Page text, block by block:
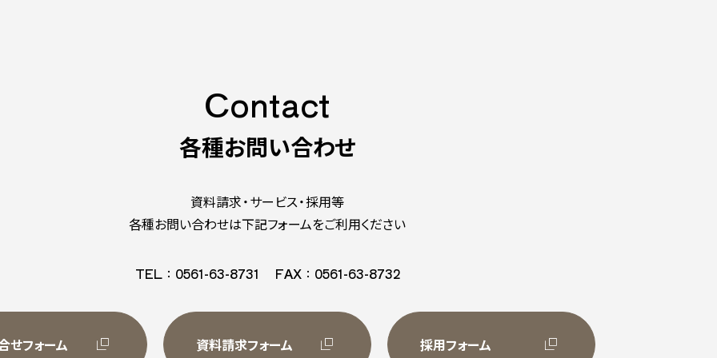
Contact
各種お問い合わせ
資料請求・サービス・採用等
各種お問い合わせは下記フォームをご利用ください
TEL：0561-63-8731 FAX：0561-63-8732
せフォーム 資料請求フォーム 採用フォーム